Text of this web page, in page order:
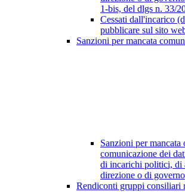
1-bis, del dlgs n. 33/
Cessati dall'incarico
pubblicare sul sito
Sanzioni per mancata
Sanzioni per mancata
comunicazione dei
di incarichi politici, di
direzione o di governo
Rendiconti gruppi consiliari